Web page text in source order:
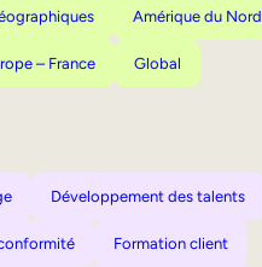
Amérique du Nord
– France Global
Développement des talents
Formation client